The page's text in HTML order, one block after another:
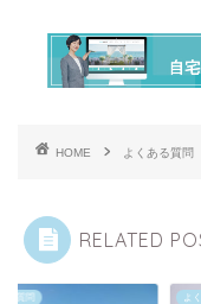
HOME よくある質問
RELATED
る質問 よ